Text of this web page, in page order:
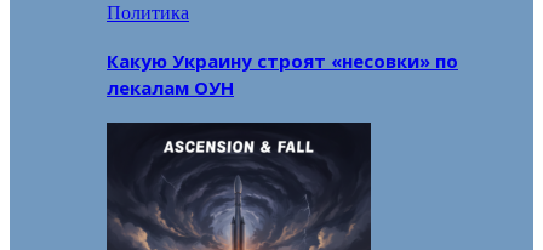
Политика
Какую Украину строят «несовки» по
лекалам ОУН